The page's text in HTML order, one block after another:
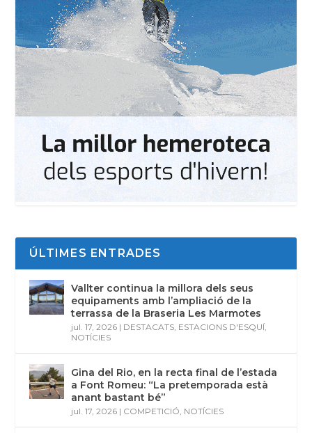
ÚLTIMES ENTRADES
Vallter continua la millora dels seus
equipaments amb l’ampliació de la
terrassa de la Braseria Les Marmotes
jul. 17, 2026 | DESTACATS, ESTACIONS D'ESQUÍ,
NOTÍCIES
Gina del Rio, en la recta final de l’estada
a Font Romeu: “La pretemporada està
anant bastant bé”
jul. 17, 2026 | COMPETICIÓ, NOTÍCIES